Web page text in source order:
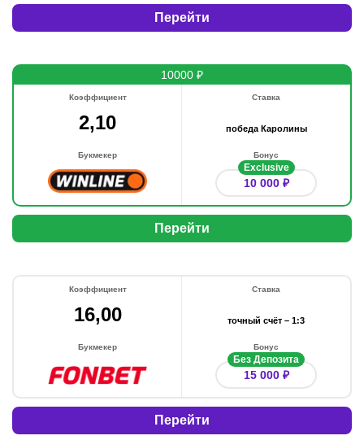
Перейти
10000 ₽
Коэффициент
2,10
Ставка
победа Каролины
Букмекер Бонус
Exclusive
10 000 ₽
Перейти
Коэффициент
16,00
Ставка
точный счёт – 1:3
Букмекер Бонус
Без Депозита
15 000 ₽
Перейти